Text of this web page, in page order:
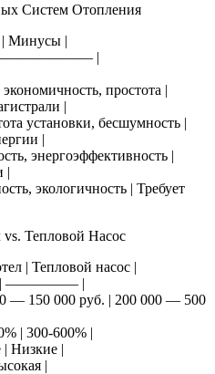
Систем Отопления
| Минусы |
|
простота |
|
установки, бесшумность |
|
энергоэффективность |
|
экологичность | Требует
Тепловой Насос
| Тепловой насос |
————— |
— 150 000 руб. | 200 000 — 500
| 300-600% |
| Низкие |
|